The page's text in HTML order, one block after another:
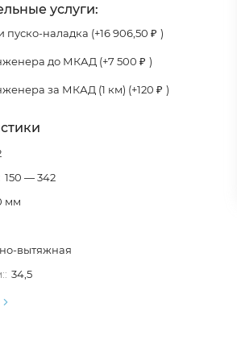
услуги:
пуско-наладка (+16 906,50 ₽ )
до МКАД (+7 500 ₽ )
за МКАД (1 км) (+120 ₽ )
150 — 342
мм
вытяжная
34,5